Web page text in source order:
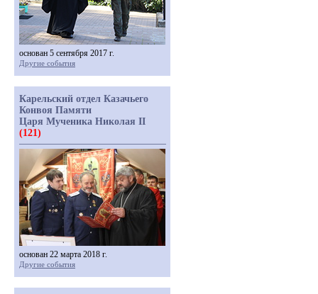
основан 5 сентября 2017 г.
Другие события
Карельский отдел Казачьего
Конвоя Памяти
Царя Мученика Николая II
(121)
основан 22 марта 2018 г.
Другие события